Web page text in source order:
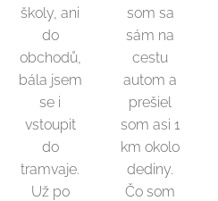
školy, ani
do
obchodů,
bála jsem
se i
vstoupit
do
tramvaje.
Už po
som sa
sám na
cestu
autom a
prešiel
som asi 1
km okolo
dediny.
Čo som